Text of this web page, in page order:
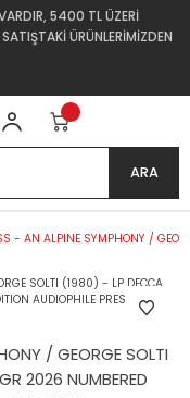
5400 TL ÜZERİ
ÜRÜNLERİMİZDEN
ARA
- AN ALPINE SYMPHONY /
/ GEORGE SOLTI
2026 NUMBERED